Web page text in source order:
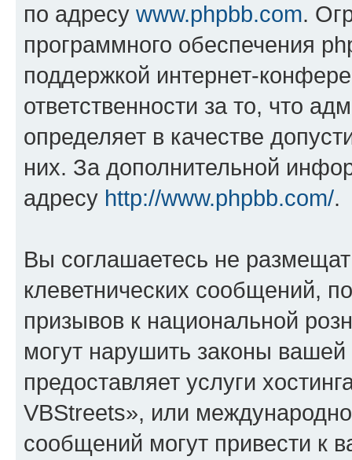
по адресу www.phpbb.com.
программного обеспечения
поддержкой интернет-
ответственности за то, что
определяет в качестве
них. За дополнительной
адресу http://www.phpbb.com/.
Вы соглашаетесь не
клеветнических сообщений,
призывов к национальной
могут нарушить законы
предоставляет услуги
VBStreets», или
сообщений могут привести к